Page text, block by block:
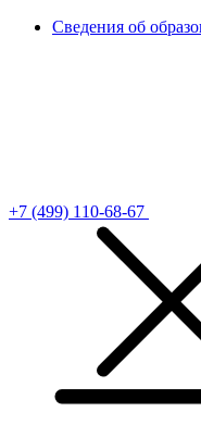
Сведения об
+7 (499) 110-68-67